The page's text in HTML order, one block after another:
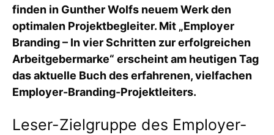
finden in Gunther Wolfs neuem Werk den
optimalen Projektbegleiter. Mit „Employer
Branding – In vier Schritten zur erfolgreichen
Arbeitgebermarke“ erscheint am heutigen Tag
das aktuelle Buch des erfahrenen, vielfachen
Employer-Branding-Projektleiters.
Leser-Zielgruppe des Employer-